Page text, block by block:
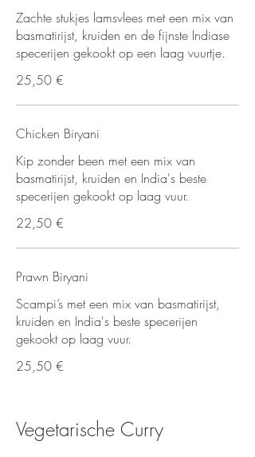
Zachte stukjes lamsvlees met een mix van
basmatirijst, kruiden en de fijnste Indiase
specerijen gekookt op een laag vuurtje.
25,50 €
Chicken Biryani
Kip zonder been met een mix van
basmatirijst, kruiden en India's beste
specerijen gekookt op laag vuur.
22,50 €
Prawn Biryani
Scampi’s met een mix van basmatirijst,
kruiden en India's beste specerijen
gekookt op laag vuur.
25,50 €
Vegetarische Curry